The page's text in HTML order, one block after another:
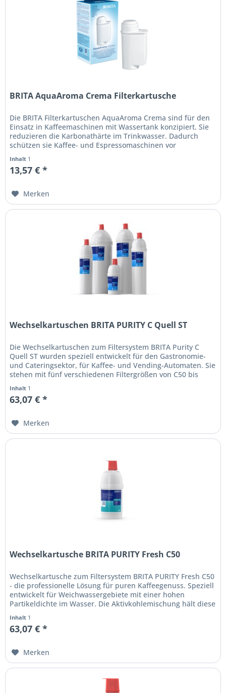
BRITA AquaAroma Crema Filterkartusche
Die BRITA Filterkartuschen AquaAroma Crema sind für den
Einsatz in Kaffeemaschinen mit Wassertank konzipiert. Sie
reduzieren die Karbonathärte im Trinkwasser. Dadurch
schützen sie Kaffee- und Espressomaschinen vor
Inhalt 1
13,57 € *
Merken
Wechselkartuschen BRITA PURITY C Quell ST
Die Wechselkartuschen zum Filtersystem BRITA Purity C
Quell ST wurden speziell entwickelt für den Gastronomie-
und Cateringsektor, für Kaffee- und Vending-Automaten. Sie
stehen mit fünf verschiedenen Filtergrößen von C50 bis
Inhalt 1
63,07 € *
Merken
Wechselkartusche BRITA PURITY Fresh C50
Wechselkartusche zum Filtersystem BRITA PURITY Fresh C50
- die professionelle Lösung für puren Kaffeegenuss. Speziell
entwickelt für Weichwassergebiete mit einer hohen
Partikeldichte im Wasser. Die Aktivkohlemischung hält diese
Inhalt 1
63,07 € *
Merken